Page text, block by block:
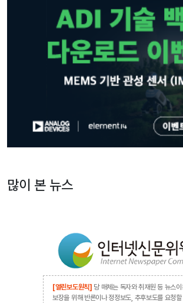
많이 본 뉴스
[열린보도원칙] 당 매체는 독자와 취재원 등 뉴스
보장을 위해 반론이나 정정보도, 추후보도를 요청